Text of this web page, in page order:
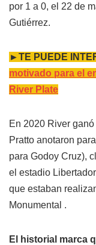
por 1 a 0, el 22 de
Gutiérrez.
►TE PUEDE
motivado para el
River Plate
En 2020 River
Pratto anotaron
para Godoy Cruz),
el estadio
que estaban
Monumental .
El historial marca